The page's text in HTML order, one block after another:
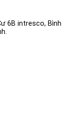
6B intresco, Bình